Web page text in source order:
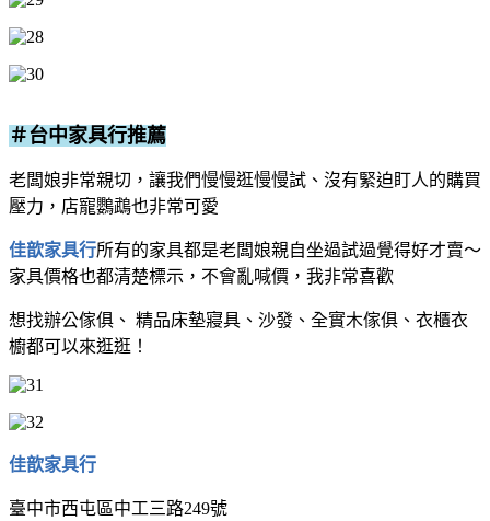
＃台中家具行推薦
老闆娘非常親切，讓我們慢慢逛慢慢試、沒有緊迫盯人的購買
壓力，店寵鸚鵡也非常可愛
佳歆家具行所有的家具都是老闆娘親自坐過試過覺得好才賣～
家具價格也都清楚標示，不會亂喊價，我非常喜歡
想找辦公傢俱、 精品床墊寢具、沙發、全實木傢俱、衣櫃衣
櫥都可以來逛逛！
佳歆家具行
臺中市西屯區中工三路249號